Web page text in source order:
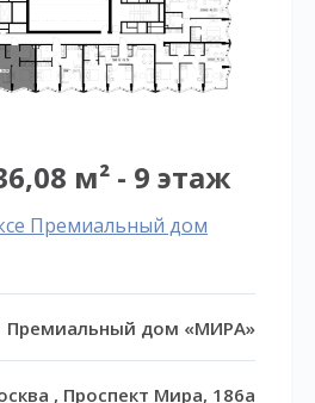
м² - 9 этаж
Премиальный дом
Премиальный дом «МИРА»
, Проспект Мира, 186а